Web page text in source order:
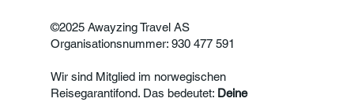
©2025 Awayzing Travel AS
Organisationsnummer: 930 477 591
Wir sind Mitglied im norwegischen
Reisegarantifond. Das bedeutet: Deine